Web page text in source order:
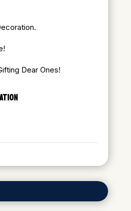
Dear Ones!